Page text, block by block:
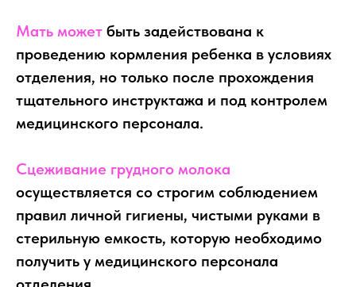
Мать может быть задействована к
проведению кормления ребенка в условиях
отделения, но только после прохождения
тщательного инструктажа и под контролем
медицинского персонала.
Сцеживание грудного молока
осуществляется со строгим соблюдением
правил личной гигиены, чистыми руками в
стерильную емкость, которую необходимо
получить у медицинского персонала